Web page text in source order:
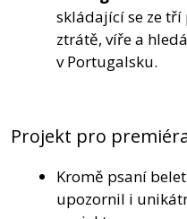
skládající se ze
ztrátě, víře a
v Portugalsku.
Projekt pro
Kromě psaní
upozornil i